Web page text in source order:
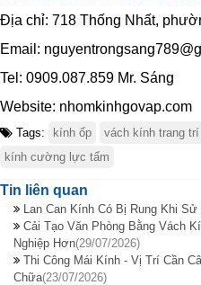
Địa chỉ: 718 Thống Nhất,
Email:
Tel: 0909.087.859 Mr. Sáng
Website: nhomkinhgovap.com
Tags: kính ốp vách kính trang trí
kính cường lực tấm
Tin liên quan
Lan Can Kính Có Bị Rung Khi
Cải Tạo Văn Phòng Bằng Vách
Nghiệp Hơn(29/07/2026)
Thi Công Mái Kính - Vị Trí Cần
Chữa(23/07/2026)